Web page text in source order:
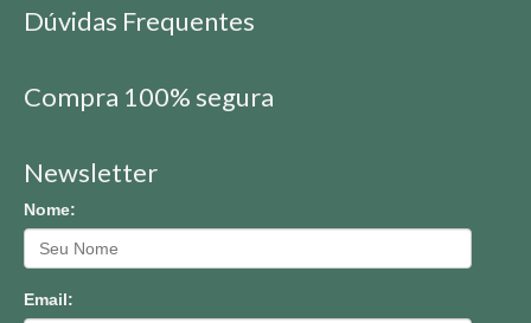
Dúvidas Frequentes
Compra 100% segura
Newsletter
Nome:
Email: